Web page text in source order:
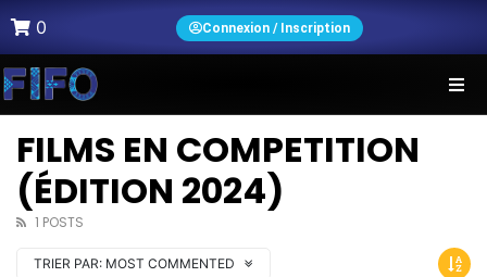
0 Connexion / Inscription
FILMS EN COMPETITION
(ÉDITION 2024)
1 POSTS
TRIER PAR: MOST COMMENTED